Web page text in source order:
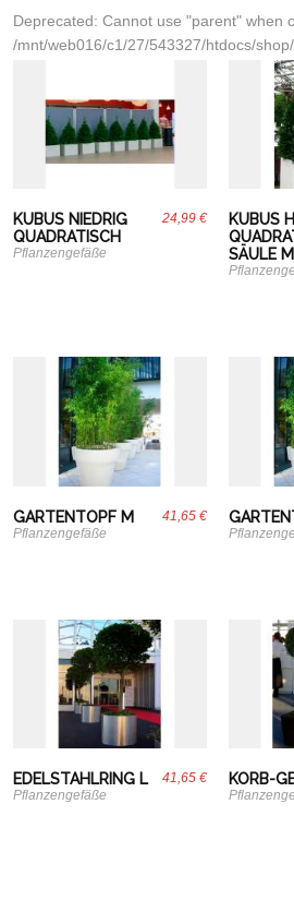
Deprecated: Cannot use "parent" when
/mnt/web016/c1/27/543327/htdocs/
24,99 €
KUBUS NIEDRIG
QUADRATISCH
Pflanzengefäße
KUBUS
SÄULE
41,65 €
GARTENTOPF M
Pflanzengefäße
41,65 €
EDELSTAHLRING L
Pflanzengefäße
KORB-